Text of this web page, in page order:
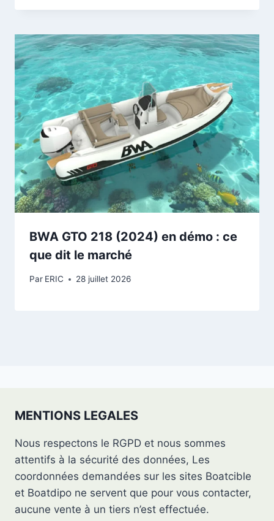
BWA GTO 218 (2024) en démo : ce
que dit le marché
Par ERIC 28 juillet 2026
MENTIONS LEGALES
Nous respectons le RGPD et nous sommes
attentifs à la sécurité des données, Les
coordonnées demandées sur les sites Boatcible
et Boatdipo ne servent que pour vous contacter,
aucune vente à un tiers n’est effectuée.